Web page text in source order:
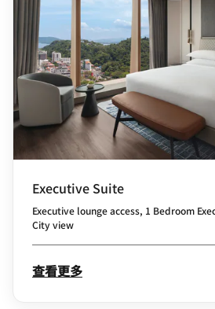
Executive Suite
Executive lounge access, 1 Bedroom
City view
查看更多